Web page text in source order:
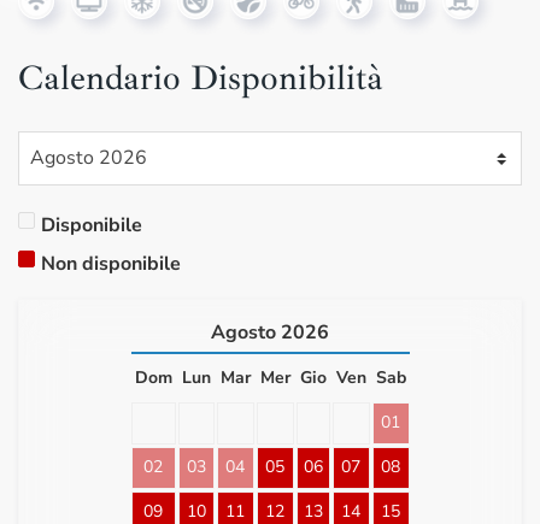
Calendario Disponibilità
Disponibile
Non disponibile
Agosto 2026
Dom Lun Mar Mer Gio Ven Sab
01
02
03 04 05 06 07
08
09
10 11 12 13 14
15